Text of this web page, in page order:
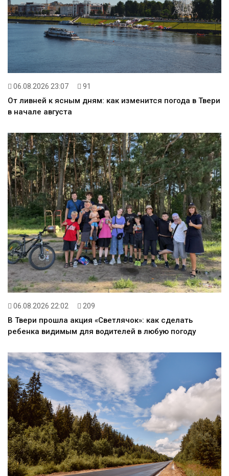
06.08.2026 23:07 91
От ливней к ясным дням: как изменится погода в Твери
в начале августа
06.08.2026 22:02 209
В Твери прошла акция «Светлячок»: как сделать
ребенка видимым для водителей в любую погоду